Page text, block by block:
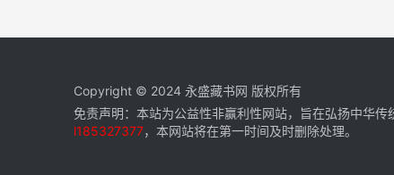
Copyright © 2024 永盛藏书网 版权所有
免责声明：本站为公益性非赢利性网站，旨在弘扬中华
l185327377，本网站将在第一时间及时删除处理。